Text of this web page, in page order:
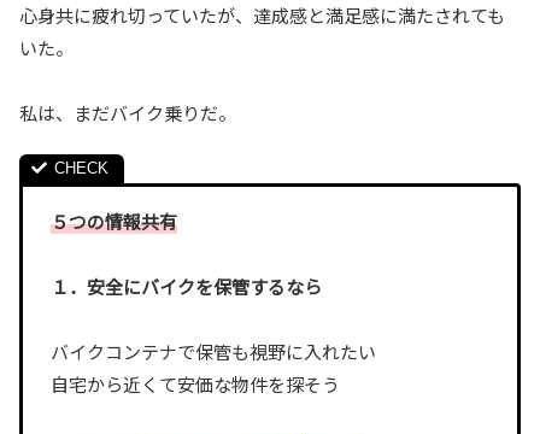
心身共に疲れ切っていたが、達成感と満足感に満たされても
いた。
私は、まだバイク乗りだ。
５つの情報共有
１．安全にバイクを保管するなら
バイクコンテナで保管も視野に入れたい
自宅から近くて安価な物件を探そう